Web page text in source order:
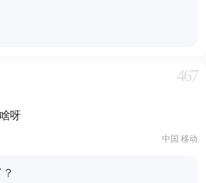
467
呀
中国 移动